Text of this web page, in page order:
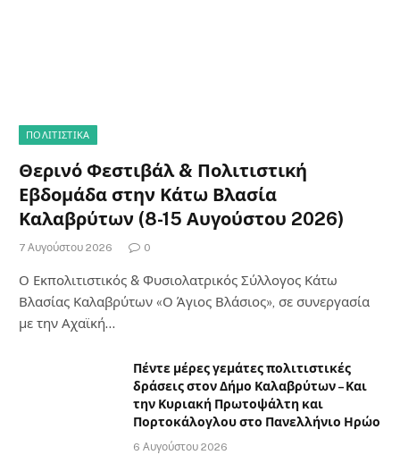
ΠΟΛΙΤΙΣΤΙΚΑ
Θερινό Φεστιβάλ & Πολιτιστική
Εβδομάδα στην Κάτω Βλασία
Καλαβρύτων (8-15 Αυγούστου 2026)
7 Αυγούστου 2026 0
Ο Εκπολιτιστικός & Φυσιολατρικός Σύλλογος Κάτω
Βλασίας Καλαβρύτων «Ο Άγιος Βλάσιος», σε συνεργασία
με την Αχαϊκή…
Πέντε μέρες γεμάτες πολιτιστικές
δράσεις στον Δήμο Καλαβρύτων – Και
την Κυριακή Πρωτοψάλτη και
Πορτοκάλογλου στο Πανελλήνιο Ηρώο
6 Αυγούστου 2026